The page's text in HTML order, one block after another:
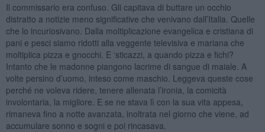
Il commissario era confuso. Gli capitava di buttare un occhio
distratto a notizie meno significative che venivano dall’Italia. Quelle
che lo incuriosivano. Dalla moltiplicazione evangelica e cristiana di
pani e pesci siamo ridotti alla veggente televisiva e mariana che
moltiplica pizza e gnocchi. E ‘sticazzi, a quando pizza e fichi?
Intanto che le madonne piangono lacrime di sangue di maiale. A
volte persino d’uomo, inteso come maschio. Leggeva queste cose
perché ne voleva ridere, tenere allenata l’ironia, la comicità
involontaria, la migliore. E se ne stava lì con la sua vita appesa,
rimaneva fino a notte avanzata, inoltrata nel giorno che viene, ad
accumulare sonno e sogni e poi rincasava.